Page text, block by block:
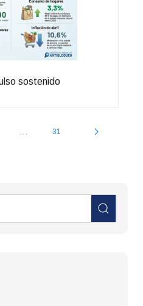
sostenido
... 31